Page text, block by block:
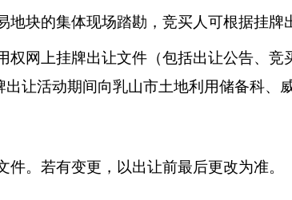
地块的集体现场踏勘，竞买人可根据挂牌
权网上挂牌出让文件（包括出让公告、
让活动期间向乳山市土地利用储备科、
。若有变更，以出让前最后更改为准。